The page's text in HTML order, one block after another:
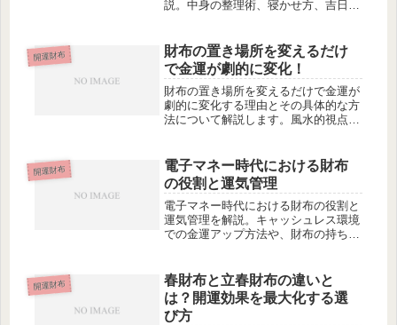
説。中身の整理術、寝かせ方、吉日で
的アクションをまとめました。
開運財布
財布の置き場所を変えるだけ
で金運が劇的に変化！
財布の置き場所を変えるだけで金運が
劇的に変化する理由とその具体的な方
法について解説します。風水的視点か
開運財布
電子マネー時代における財布
の役割と運気管理
電子マネー時代における財布の役割と
運気管理を解説。キャッシュレス環境
での金運アップ方法や、財布の持ち方
開運財布
春財布と立春財布の違いと
は？開運効果を最大化する選
び方